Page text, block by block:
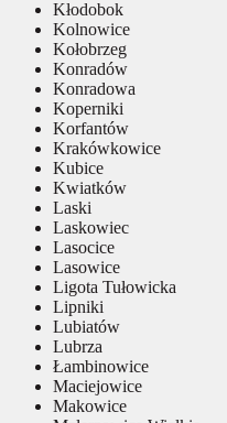
Kłodobok
Kolnowice
Kołobrzeg
Konradów
Konradowa
Koperniki
Korfantów
Krakówkowice
Kubice
Kwiatków
Laski
Laskowiec
Lasocice
Lasowice
Ligota Tułowicka
Lipniki
Lubiatów
Lubrza
Łambinowice
Maciejowice
Makowice